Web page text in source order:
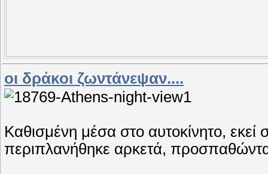
οι δράκοι ζωντάνεψαν....
Καθισμένη μέσα στο αυτοκίνητο,
περιπλανήθηκε αρκετά,